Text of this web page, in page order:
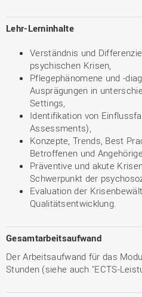
Lehr-Lerninhalte
Verständnis und
psychischen Krisen,
Pflegephänomene und -
Ausprägungen in
Settings,
Identifikation von
Assessments),
Konzepte, Trends, Best
Betroffenen und
Präventive und akute
Schwerpunkt der
Evaluation der
Qualitätsentwicklung.
Gesamtarbeitsaufwand
Der Arbeitsaufwand für das
Stunden (siehe auch "ECTS-